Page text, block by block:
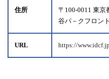
住所
〒100-0011 東京
谷パ－クフロン
URL https://